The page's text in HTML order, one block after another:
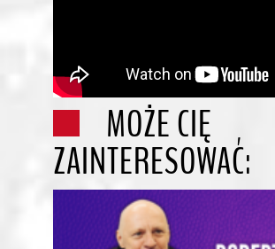
MOŻE CIĘ
ZAINTERESOWAĆ: